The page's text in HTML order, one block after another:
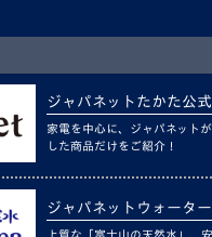
ジャパネットたかた公
家電を中心に、ジャパネット
した商品だけをご紹介！
ジャパネットウォーター
上質な「富士山の天然水」。